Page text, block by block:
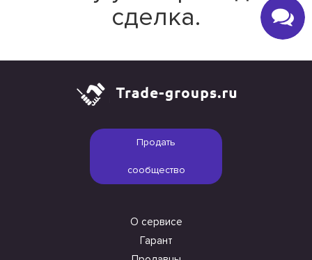
сделка.
Продать
сообщество
О сервисе
Гарант